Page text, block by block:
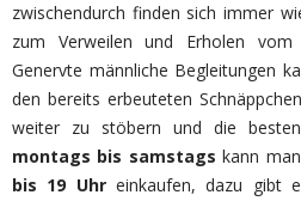
zwischendurch finden sich immer
zum Verweilen und Erholen vom
Genervte männliche Begleitungen
den bereits erbeuteten
weiter zu stöbern und die
montags bis samstags kann
bis 19 Uhreinkaufen, dazu gibt